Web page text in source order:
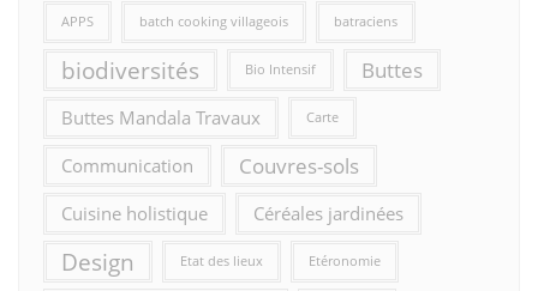
APPS batch cooking villageois batraciens
biodiversités Bio Intensif Buttes
Buttes Mandala Travaux Carte
Communication Couvres-sols
Cuisine holistique Céréales jardinées
Design Etat des lieux Etéronomie